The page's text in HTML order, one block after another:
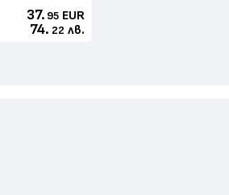
37. 95 EUR
74. 22 лв.